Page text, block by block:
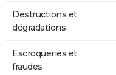
Destructions et
dégradations
Escroqueries et
fraudes